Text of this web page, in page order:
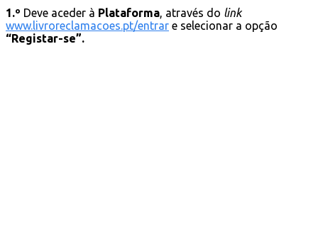
1.º Deve aceder à Plataforma, através do link
www.livroreclamacoes.pt/entrar e selecionar a opção
“Registar-se”.